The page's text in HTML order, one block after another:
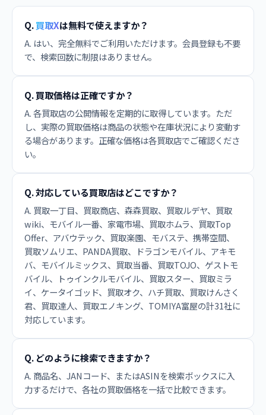
Q.買取Xは無料で使えますか？
A. はい、完全無料でご利用いただけます。会員登録も不要
で、検索回数に制限はありません。
Q. 買取価格は正確ですか？
A. 各買取店の公開情報を定期的に取得しています。ただ
し、実際の買取価格は商品の状態や在庫状況により変動す
る場合があります。正確な価格は各買取店でご確認くださ
い。
Q. 対応している買取店はどこですか？
A. 買取一丁目、買取商店、森森買取、買取ルデヤ、買取
wiki、モバイル一番、家電市場、買取ホムラ、買取Top
Offer、アバウテック、買取楽園、モバステ、携帯空間、
買取ソムリエ、PANDA買取、ドラゴンモバイル、アキモ
バ、モバイルミックス、買取当番、買取TOJO、ゲストモ
バイル、トゥインクルモバイル、買取スター、買取ミラ
イ、ケータイゴッド、買取オク、ハチ買取、買取けんさく
君、買取達人、買取エノキング、TOMIYA富屋の計31社に
対応しています。
Q. どのように検索できますか？
A. 商品名、JANコード、またはASINを検索ボックスに入
力するだけで、各社の買取価格を一括で比較できます。